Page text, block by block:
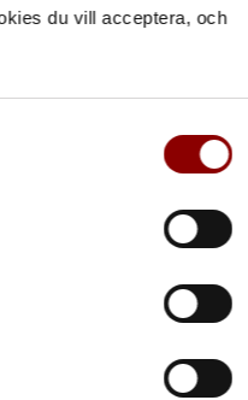
du vill acceptera, och